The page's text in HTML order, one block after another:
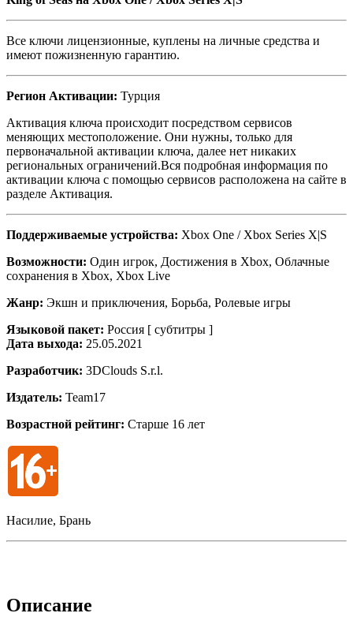
Все ключи лицензионные, куплены на личные средства и
имеют пожизненную гарантию.
Регион Активации: Турция
Активация ключа происходит посредством сервисов
меняющих местоположение. Они нужны, только для
первоначальной активации ключа, далее нет никаких
региональных ограничений.Вся подробная информация по
активации ключа с помощью сервисов расположена на сайте в
разделе Активация.
Поддерживаемые устройства: Xbox One / Xbox Series X|S
Возможности: Один игрок, Достижения в Xbox, Облачные
сохранения в Xbox, Xbox Live
Жанр: Экшн и приключения, Борьба, Ролевые игры
Языковой пакет: Россия [ субтитры ]
Дата выхода: 25.05.2021
Разработчик: 3DClouds S.r.l.
Издатель: Team17
Возрастной рейтинг: Старше 16 лет
Насилие, Брань
Описание